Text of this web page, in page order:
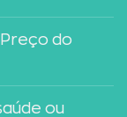
do
ou